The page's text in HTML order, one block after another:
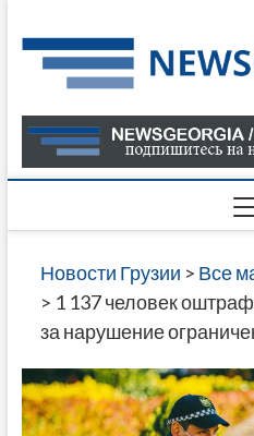
to
content
Новости Грузии > Все
> 1 137 человек
за нарушение